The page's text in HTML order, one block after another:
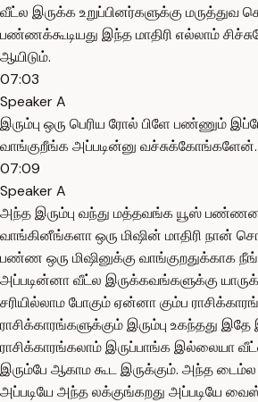
வீட்ல இருக்க உறுப்பினர்களுக்கு மருத்துவ
பண்ணக்கூடியது இந்த மாதிரி எல்லாம்
ஆயிடும்.
07:03
Speaker A
இரும்பு ஒரு பெரிய ரோல் பிளே பண்ணும்
வாங்குறீங்க அப்படின்னு வச்சுக்கோங்களேன்.
07:09
Speaker A
அந்த இரும்பு வந்து மத்தவங்க யூஸ் பண்ணன
வாங்கினீங்களா ஒரு மிஷின் மாதிரி நான்
பண்ண ஒரு மிஷினுக்கு வாங்குறதுக்காக
அப்படின்னா வீட்ல இருக்கவங்களுக்கு
சரியில்லாம போகும் ஏன்னா கும்ப
ராசிக்காரங்களுக்கும் இரும்பு உகந்தது
ராசிக்காரங்கலாம் இருப்பாங்க இல்லையா
இரும்பே ஆகாம கூட இருக்கும். அந்த
அப்படியே அந்த லக்குங்கறது அப்படியே